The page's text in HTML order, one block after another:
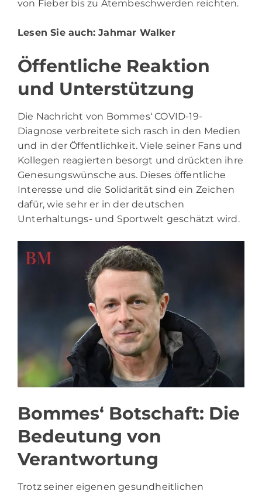
von Fieber bis zu Atembeschwerden reichten.
Lesen Sie auch:Jahmar Walker
Öffentliche Reaktion
und Unterstützung
Die Nachricht von Bommes‘ COVID-19-
Diagnose verbreitete sich rasch in den Medien
und in der Öffentlichkeit. Viele seiner Fans und
Kollegen reagierten besorgt und drückten ihre
Genesungswünsche aus. Dieses öffentliche
Interesse und die Solidarität sind ein Zeichen
dafür, wie sehr er in der deutschen
Unterhaltungs- und Sportwelt geschätzt wird.
Bommes‘ Botschaft: Die
Bedeutung von
Verantwortung
Trotz seiner eigenen gesundheitlichen